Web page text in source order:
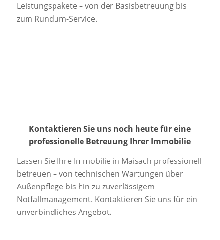
Leistungspakete – von der Basisbetreuung bis
zum Rundum-Service.
Kontaktieren Sie uns noch heute für eine
professionelle Betreuung Ihrer Immobilie
Lassen Sie Ihre Immobilie in Maisach professionell
betreuen – von technischen Wartungen über
Außenpflege bis hin zu zuverlässigem
Notfallmanagement. Kontaktieren Sie uns für ein
unverbindliches Angebot.